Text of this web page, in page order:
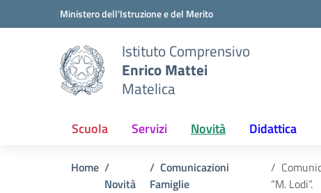
Vai ai contenuti
Vai al menu di navigazioneMinistero dell'Istruzione e del Merito
Istituto Comprensivo
Enrico Mattei
Matelica
Scuola Servizi Novità Didattica
Home
Novità
Comunicazioni
Famiglie
“M. Lodi”.